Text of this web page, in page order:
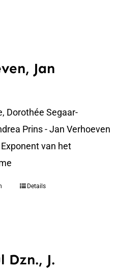
Jan
Dorothée Segaar-
Prins - Jan Verhoeven
van het
Details
Dzn., J.